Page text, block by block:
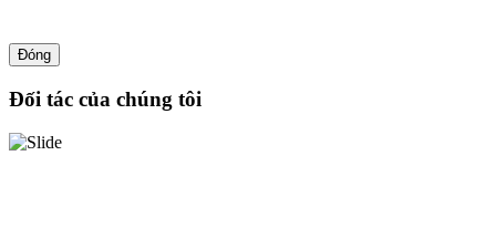
Đóng
Đối tác của chúng tôi